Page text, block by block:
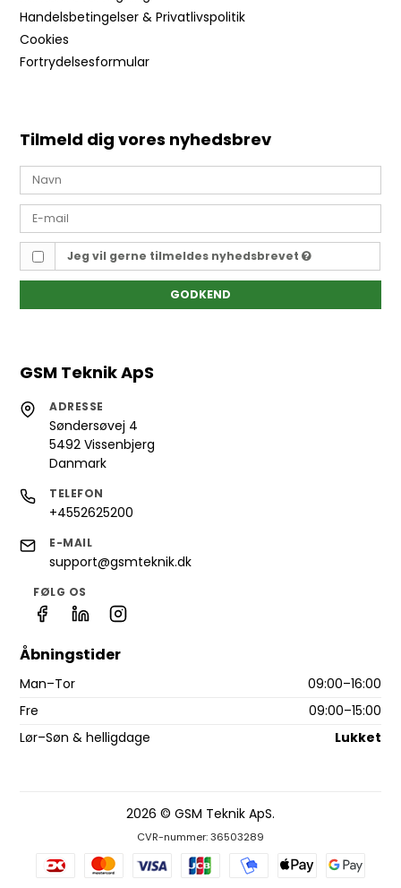
Handelsbetingelser & Privatlivspolitik
Cookies
Fortrydelsesformular
Tilmeld dig vores nyhedsbrev
Jeg vil gerne tilmeldes nyhedsbrevet
GODKEND
GSM Teknik ApS
ADRESSE
Søndersøvej 4
5492 Vissenbjerg
Danmark
TELEFON
+4552625200
E-MAIL
support@gsmteknik.dk
FØLG OS
Åbningstider
Man–Tor
09:00–16:00
Fre
09:00–15:00
Lør–Søn & helligdage
Lukket
2026 © GSM Teknik ApS.
CVR-nummer: 36503289